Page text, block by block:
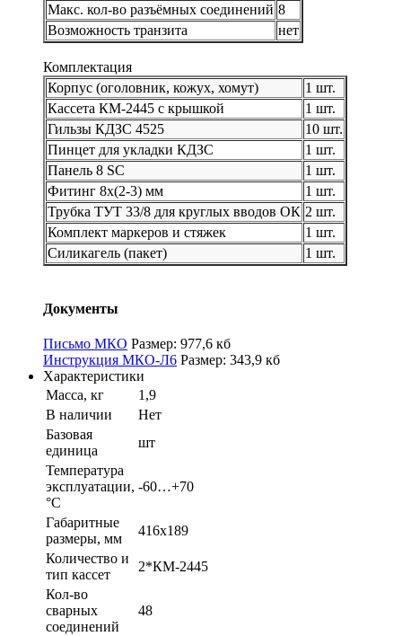
Макс. кол-во разъёмных соединений 8
Возможность транзита
нет
Комплектация
Корпус (оголовник, кожух, хомут)
1 шт.
Кассета КМ-2445 с крышкой
1 шт.
Гильзы КДЗС 4525
10 шт.
Пинцет для укладки КДЗС
1 шт.
Панель 8 SC
1 шт.
Фитинг 8х(2-3) мм
1 шт.
Трубка ТУТ 33/8 для круглых вводов ОК 2 шт.
Комплект маркеров и стяжек
1 шт.
Силикагель (пакет)
1 шт.
Документы
Письмо МКО Размер: 977,6 кб
Инструкция МКО-Л6 Размер: 343,9 кб
Характеристики
Масса, кг
1,9
В наличии
Нет
Базовая
единица
шт
Температура
эксплуатации,
°С
-60…+70
Габаритные
размеры, мм
416х189
Количество и
тип кассет
2*КМ-2445
Кол-во
сварных
соединений
48